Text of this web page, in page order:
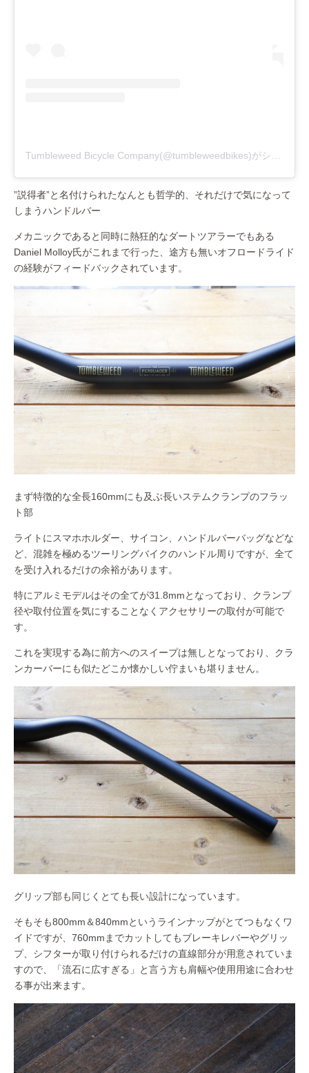
Tumbleweed Bicycle Company(@tumbleweedbikes)がシェアした投稿
”説得者”と名付けられたなんとも哲学的、それだけで気になって
しまうハンドルバー
メカニックであると同時に熱狂的なダートツアラーでもある
Daniel Molloy氏がこれまで行った、途方も無いオフロードライド
の経験がフィードバックされています。
まず特徴的な全長160mmにも及ぶ長いステムクランプのフラッ
ト部
ライトにスマホホルダー、サイコン、ハンドルバーバッグなどな
ど、混雑を極めるツーリングバイクのハンドル周りですが、全て
を受け入れるだけの余裕があります。
特にアルミモデルはその全てが31.8mmとなっており、クランプ
径や取付位置を気にすることなくアクセサリーの取付が可能で
す。
これを実現する為に前方へのスイープは無しとなっており、クラ
ンカーバーにも似たどこか懐かしい佇まいも堪りません。
グリップ部も同じくとても長い設計になっています。
そもそも800mm＆840mmというラインナップがとてつもなくワ
イドですが、760mmまでカットしてもブレーキレバーやグリッ
プ、シフターが取り付けられるだけの直線部分が用意されていま
すので、「流石に広すぎる」と言う方も肩幅や使用用途に合わせ
る事が出来ます。